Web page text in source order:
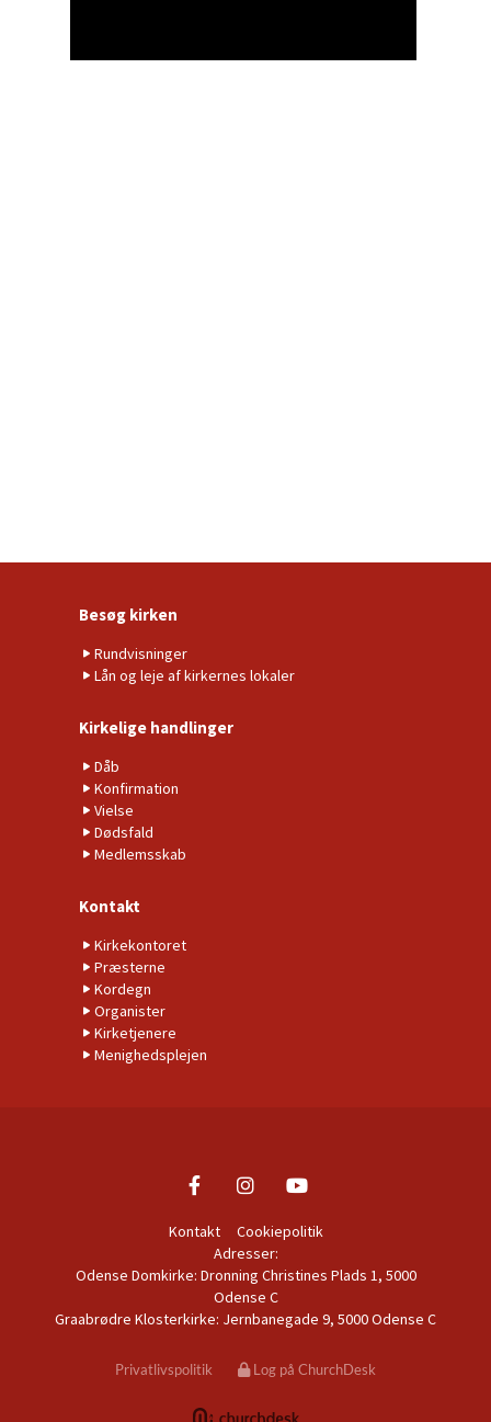
Besøg kirken
Rundvisninger
Lån og leje af kirkernes lokaler
Kirkelige handlinger
Dåb
Konfirmation
Vielse
Dødsfald
Medlemsskab
Kontakt
Kirkekontoret
Præsterne
Kordegn
Organister
Kirketjenere
Menighedsplejen
Kontakt
Cookiepolitik
Adresser:
Odense Domkirke: Dronning Christines Plads 1, 5000
Odense C
Graabrødre Klosterkirke: Jernbanegade 9, 5000 Odense C
Privatlivspolitik Log på ChurchDesk